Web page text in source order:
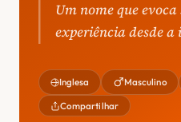
Um nome que
experiência desde
Inglesa Masculino
Compartilhar